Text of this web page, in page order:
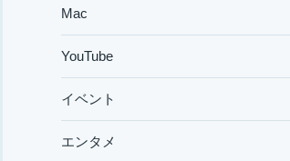
Mac
YouTube
イベント
エンタメ